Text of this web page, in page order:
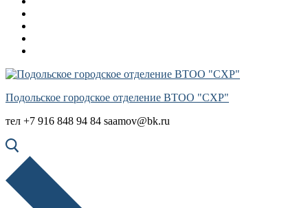
Подольское городское отделение ВТОО "СХР"
тел +7 916 848 94 84 saamov@bk.ru